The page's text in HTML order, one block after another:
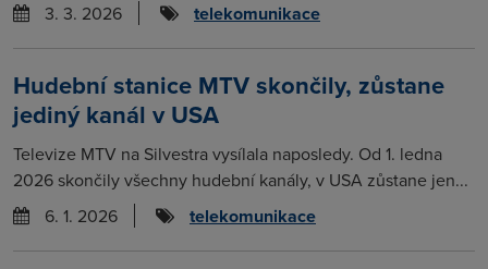
3. 3. 2026
telekomunikace
Hudební stanice MTV skončily, zůstane
jediný kanál v USA
Televize MTV na Silvestra vysílala naposledy. Od 1. ledna
2026 skončily všechny hudební kanály, v USA zůstane jen...
6. 1. 2026
telekomunikace